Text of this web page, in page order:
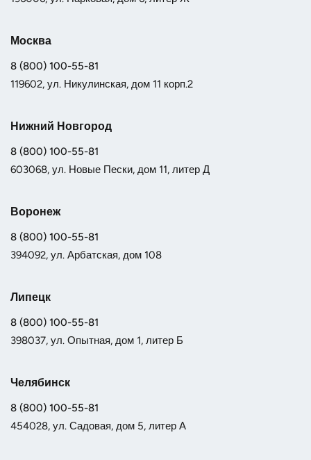
Москва
8 (800) 100-55-81
119602, ул. Никулинская, дом 11 корп.2
Нижний Новгород
8 (800) 100-55-81
603068, ул. Новые Пески, дом 11, литер Д
Воронеж
8 (800) 100-55-81
394092, ул. Арбатская, дом 108
Липецк
8 (800) 100-55-81
398037, ул. Опытная, дом 1, литер Б
Челябинск
8 (800) 100-55-81
454028, ул. Садовая, дом 5, литер А